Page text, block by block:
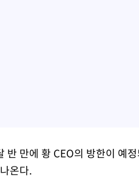
반 만에 황 CEO의 방한이 예
온다.